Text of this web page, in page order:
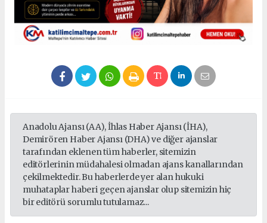
Anadolu Ajansı (AA), İhlas Haber Ajansı (İHA),
Demirören Haber Ajansı (DHA) ve diğer ajanslar
tarafından eklenen tüm haberler, sitemizin
editörlerinin müdahalesi olmadan ajans kanallarından
çekilmektedir. Bu haberlerde yer alan hukuki
muhataplar haberi geçen ajanslar olup sitemizin hiç
bir editörü sorumlu tutulamaz...